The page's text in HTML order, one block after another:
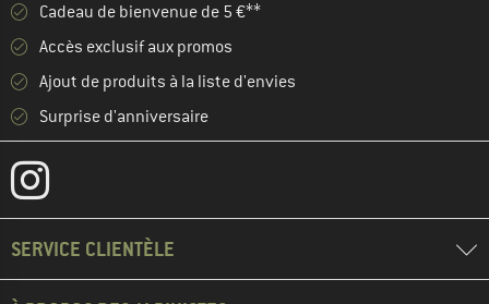
Cadeau de bienvenue de 5 €**
Accès exclusif aux promos
Ajout de produits à la liste d'envies
Surprise d'anniversaire
SERVICE CLIENTÈLE